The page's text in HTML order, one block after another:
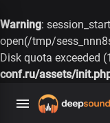
Warning:
open(/tmp/
Disk quota exceeded
conf.ru/assets/